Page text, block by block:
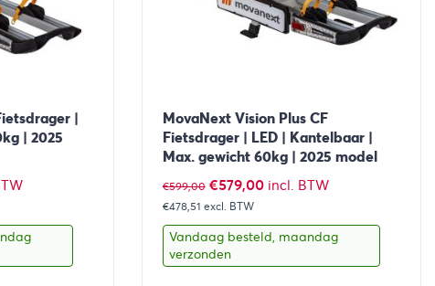
|
| 2025
MovaNext Vision Plus CF
Fietsdrager | LED | Kantelbaar |
Max. gewicht 60kg | 2025 model
€599,00 Oorspronkelijke
prijs
was:
€599,00.
€579,00Huidige
is:
incl. BTW
€478,51 excl. BTW
Vandaag besteld, maandag
verzonden